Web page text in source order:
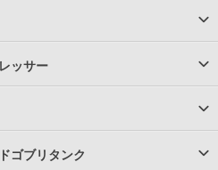
ッサー
ゴブリタンク